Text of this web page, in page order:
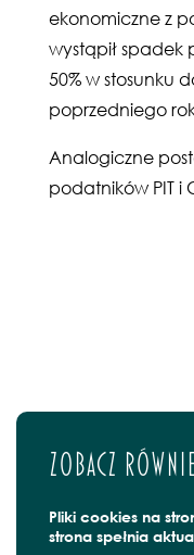
ekonomiczne z
wystąpił spadek
50% w stosunku
poprzedniego
Analogiczne
podatników PIT i
Zobacz
Pliki cookies na
strona spełnia